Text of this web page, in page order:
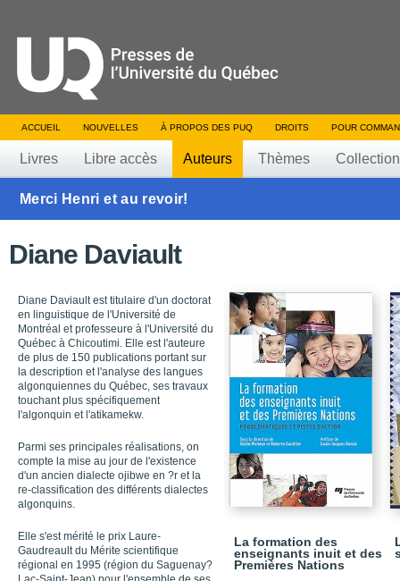
ACCUEIL NOUVELLES À PROPOS DES PUQ DROITS POUR
Livres Libre accès Auteurs Thèmes
Merci Henri et au revoir!
Diane Daviault
Diane Daviault est titulaire d'un doctorat
en linguistique de l'Université de
Montréal et professeure à l'Université du
Québec à Chicoutimi. Elle est l'auteure
de plus de 150 publications portant sur
la description et l'analyse des langues
algonquiennes du Québec, ses travaux
touchant plus spécifiquement
l'algonquin et l'atikamekw.
Parmi ses principales réalisations, on
compte la mise au jour de l'existence
d'un ancien dialecte ojibwe en ?r et la
re-classification des différents dialectes
algonquins.
Elle s'est mérité le prix Laure-
Gaudreault du Mérite scientifique
régional en 1995 (région du Saguenay?
La formation des
enseignants inuit et des
Premières Nations